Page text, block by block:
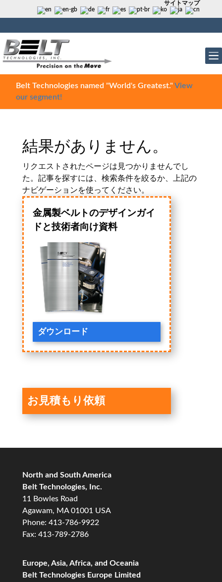
サイトマップ
Belt Technologies named "World's Greatest."View
our segment!
結果がありません。
リクエストされたページは見つかりませんでし
た。記事を探すには、検索条件を絞るか、上記の
ナビゲーションを使ってください。
金属製ベルトのデザインガイ
ドと技術者向け資料
ダウンロード
お見積もり依頼
North and South America
Belt Technologies, Inc.
11 Bowles Road
Agawam, MA 01001 USA
Phone: 413-786-9922
Fax: 413-789-2786
Europe, Asia, Africa, and Oceania
Belt Technologies Europe Limited